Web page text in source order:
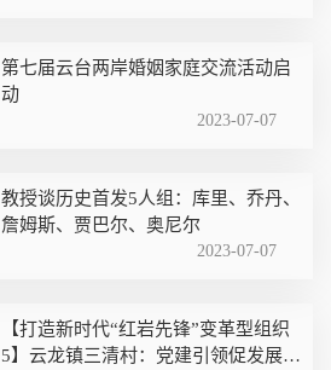
第七届云台两岸婚姻家庭交流活动启
动
2023-07-07
教授谈历史首发5人组：库里、乔丹、
詹姆斯、贾巴尔、奥尼尔
2023-07-07
【打造新时代“红岩先锋”变革型组织
5】云龙镇三清村：党建引领促发展